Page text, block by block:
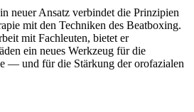
neuer Ansatz verbindet die Prinzipien
mit den Techniken des Beatboxing.
mit Fachleuten, bietet er
ein neues Werkzeug für die
— und für die Stärkung der orofazialen